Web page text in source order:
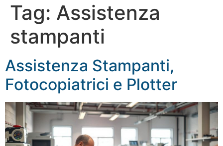
Tag: Assistenza
stampanti
Assistenza Stampanti,
Fotocopiatrici e Plotter